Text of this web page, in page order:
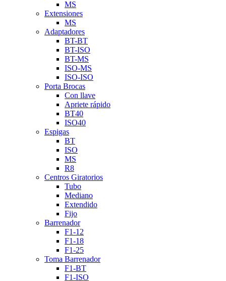
MS
Extensiones
MS
Adaptadores
BT-BT
BT-ISO
BT-MS
ISO-MS
ISO-ISO
Porta Brocas
Con llave
Apriete rápido
BT40
ISO40
Espigas
BT
ISO
MS
R8
Centros Giratorios
Tubo
Mediano
Extendido
Fijo
Barrenador
F1-12
F1-18
F1-25
Toma Barrenador
F1-BT
F1-ISO